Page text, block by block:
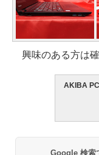
興味のある方は確
AKIBA
Google 検索